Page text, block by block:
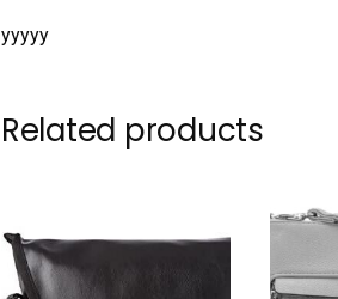
yyyyy
Related products